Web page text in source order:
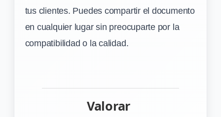
tus clientes. Puedes compartir el documento
en cualquier lugar sin preocuparte por la
compatibilidad o la calidad.
Valorar